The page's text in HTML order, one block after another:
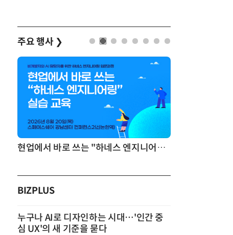
주요 행사 ❯
현업에서 바로 쓰는 "하네스 엔지니어링" 실습 교육
BIZPLUS
누구나 AI로 디자인하는 시대…'인간 중
심 UX'의 새 기준을 묻다